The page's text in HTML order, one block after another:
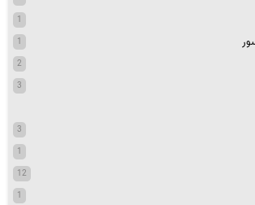
1
1
2
3
3
1
12
1